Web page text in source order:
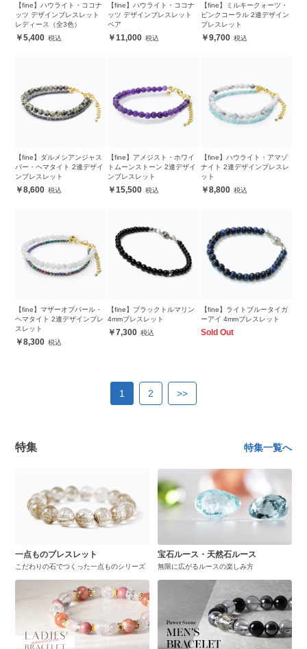
【fine】ハウライト・ココナ
ッツ デザインブレスレット
レディース（全3色）
5,400
【fine】ハウライト・ココナ
ッツ デザインブレスレット
ペア
11,000
【fine】ミルキークォーツ・
ピンクコーラル 2連デザイン
ブレスレット
9,700
【fine】ダルメシアンジャス
パー・ヘマタイト 2連デザイ
ンブレスレット
8,600
【fine】アメジスト・ホワイ
トムーンストーン 2連デザイ
ンブレスレット
15,500
【fine】ハウライト・アマゾ
ナイト 2連デザインブレスレ
ット
8,800
【fine】マザーオブパール・
ヘマタイト 2連デザインブレ
スレット
8,300
【fine】ブラックトルマリン
4mmブレスレット
7,300
【fine】ライトブルータイガ
ーアイ 4mmブレスレット
Sold Out
1 2 >>
特集 特集一覧へ
一点ものブレスレット
こだわりの石でつくった一点ものシリーズ
宝石ルース・天然石ルース
無限に広がるルースの楽しみ方